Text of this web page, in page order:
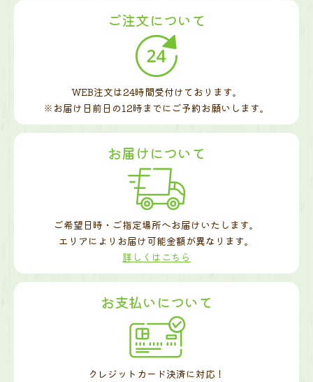
ご注文について
WEB注文は24時間受付けております。
※お届け日前日の12時までにご予約お願いします。
お届けについて
ご希望日時・ご指定場所へお届けいたします。
エリアによりお届け可能金額が異なります。
詳しくはこちら
お支払いについて
クレジットカード決済に対応！